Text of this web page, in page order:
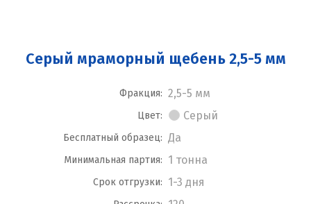
Серый мраморный щебень 2,5-5 мм
Фракция: 2,5-5 мм
Цвет: Серый
Бесплатный образец: Да
Минимальная партия: 1 тонна
Срок отгрузки: 1-3 дня